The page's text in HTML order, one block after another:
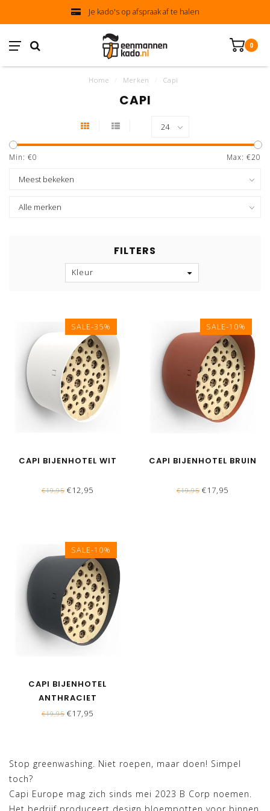
Je kado's op afspraak af te halen
0
Home Merken Capi
CAPI
Min: €0 Max: €20
FILTERS
Kleur
SALE-35%
CAPI BIJENHOTEL WIT
€19,95 €12,95
SALE-10%
CAPI BIJENHOTEL BRUIN
€19,95 €17,95
SALE-10%
CAPI BIJENHOTEL
ANTHRACIET
€19,95 €17,95
Stop greenwashing. Niet roepen, maar doen! Simpel
toch?
Capi Europe mag zich sinds mei 2023 B Corp noemen.
Het bedrijf produceert design bloempotten voor binnen